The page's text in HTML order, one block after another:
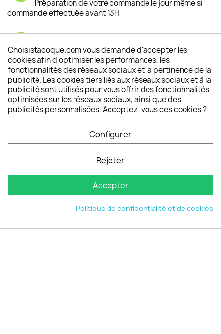
Préparation de votre commande le jour même si
commande effectuée avant 13H
Satisfaction de nos clients
Depuis 2009, entre 92% et 94% de nos clients
sont satisfaits de nos produits
Un SAV à votre écoute
Notre SAV est disponible 6/7J de 10h à 18H
keyboard_arrow_down
© 2026 - choisistacoque.com
Choisistacoque.com vous demande d'accepter les
cookies afin d'optimiser les performances, les
fonctionnalités des réseaux sociaux et la pertinence de la
publicité. Les cookies tiers liés aux réseaux sociaux et à la
publicité sont utilisés pour vous offrir des fonctionnalités
optimisées sur les réseaux sociaux, ainsi que des
publicités personnalisées. Acceptez-vous ces cookies ?
Configurer
Rejeter
Accepter
Politique de confidentialité et de cookies